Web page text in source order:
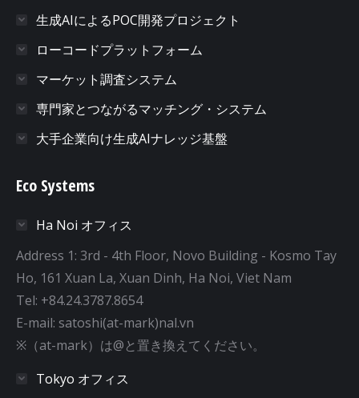
生成AIによるPOC開発プロジェクト
ローコードプラットフォーム
マーケット調査システム
専門家とつながるマッチング・システム
大手企業向け生成AIナレッジ基盤
Eco Systems
Ha Noi オフィス
Address 1: 3rd - 4th Floor, Novo Building - Kosmo Tay
Ho, 161 Xuan La, Xuan Dinh, Ha Noi, Viet Nam
Tel: +84.24.3787.8654
E-mail: satoshi(at-mark)nal.vn
※（at-mark）は@と置き換えてください。
Tokyo オフィス